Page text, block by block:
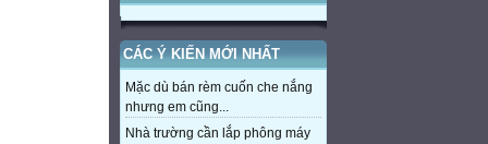
CÁC Ý KIẾN MỚI NHẤT
Mặc dù bán rèm cuốn che nắng
nhưng em cũng...
Nhà trường cần lắp phông máy